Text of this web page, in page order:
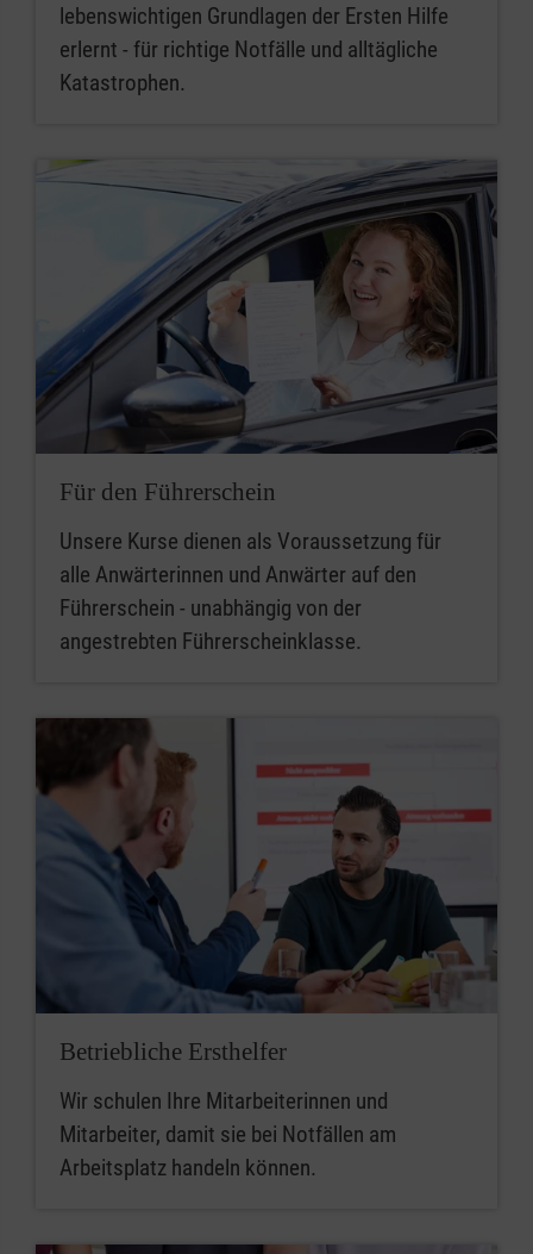
lebenswichtigen Grundlagen der Ersten Hilfe
erlernt - für richtige Notfälle und alltägliche
Katastrophen.
Für den Führerschein
Unsere Kurse dienen als Voraussetzung für
alle Anwärterinnen und Anwärter auf den
Führerschein - unabhängig von der
angestrebten Führerscheinklasse.
Betriebliche Ersthelfer
Wir schulen Ihre Mitarbeiterinnen und
Mitarbeiter, damit sie bei Notfällen am
Arbeitsplatz handeln können.